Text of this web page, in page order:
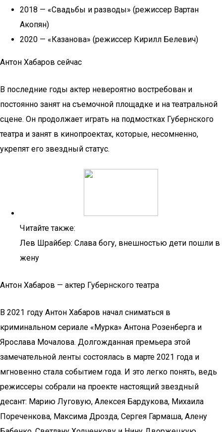
2018 — «Свадьбы и разводы» (режиссер Вартан
Акопян)
2020 — «Казанова» (режиссер Кирилл Белевич)
Антон Хабаров сейчас
В последние годы актер невероятно востребован и
постоянно занят на съемочной площадке и на театральной
сцене. Он продолжает играть на подмостках Губернского
театра и занят в кинопроектах, которые, несомненно,
укрепят его звездный статус.
Читайте также:
Лев Шрайбер: Слава богу, внешностью дети пошли в
жену
Антон Хабаров — актер Губернского театра
В 2021 году Антон Хабаров начал сниматься в
криминальном сериале «Мурка» Антона Розенберга и
Ярослава Мочалова. Долгожданная премьера этой
замечательной ленты состоялась в марте 2021 года и
мгновенно стала событием года. И это легко понять, ведь
режиссеры собрали на проекте настоящий звездный
десант: Марию Луговую, Алексея Бардукова, Михаила
Пореченкова, Максима Дрозда, Сергея Гармаша, Алену